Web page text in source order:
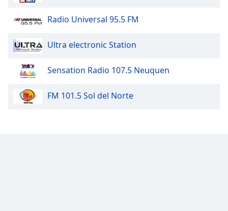
Radio Universal 95.5 FM
Ultra electronic Station
Sensation Radio 107.5 Neuquen
FM 101.5 Sol del Norte